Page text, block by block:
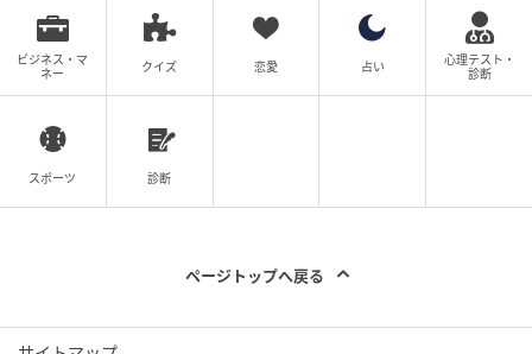
ィ要件をシンプルに満たせます。
「U-Way Lite OCI Base Model」との組み合わせによ
り、導入直後からOCI環境への接続が実現する短納期
設計が魅力です。
シイエヌエス「U-Way Lite OCI Security Model」の紹
ビジネス・マ
ネー
クイズ 恋愛 占い
心理テスト・
診断
スポーツ 診断
ページトップへ戻る